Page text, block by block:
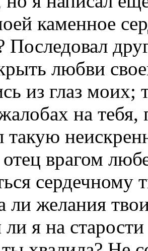
каменное
Последовал
любви
из глаз моих;
на тебя,
такую
врагом
сердечному
ли желания
ли я на